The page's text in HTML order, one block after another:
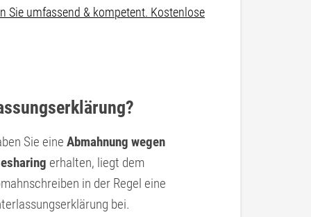
Sie umfassend & kompetent. Kostenlose
Sie eine Abmahnung wegen
erhalten, liegt dem
in der Regel eine
bei.